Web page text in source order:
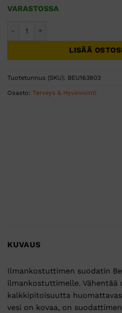
VARASTOSSA
LISÄÄ
Tuotetunnus (SKU): BEU163803
Osasto: Terveys & Hyvinvointi
KUVAUS
Ilmankostuttimen suodatin
ilmankostuttimelle. Vähentää
kalkkipitoisuutta
vesi on kovaa, on